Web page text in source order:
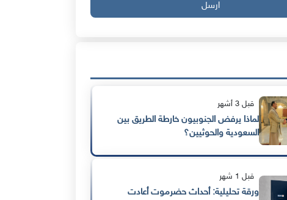
ارسل
قبل 3 أشهر
لماذا يرفض الجنوبيون خارطة الطريق بين
السعودية والحوثيين؟
قبل 1 شهر
ورقة تحليلية: أحداث حضرموت أعادت